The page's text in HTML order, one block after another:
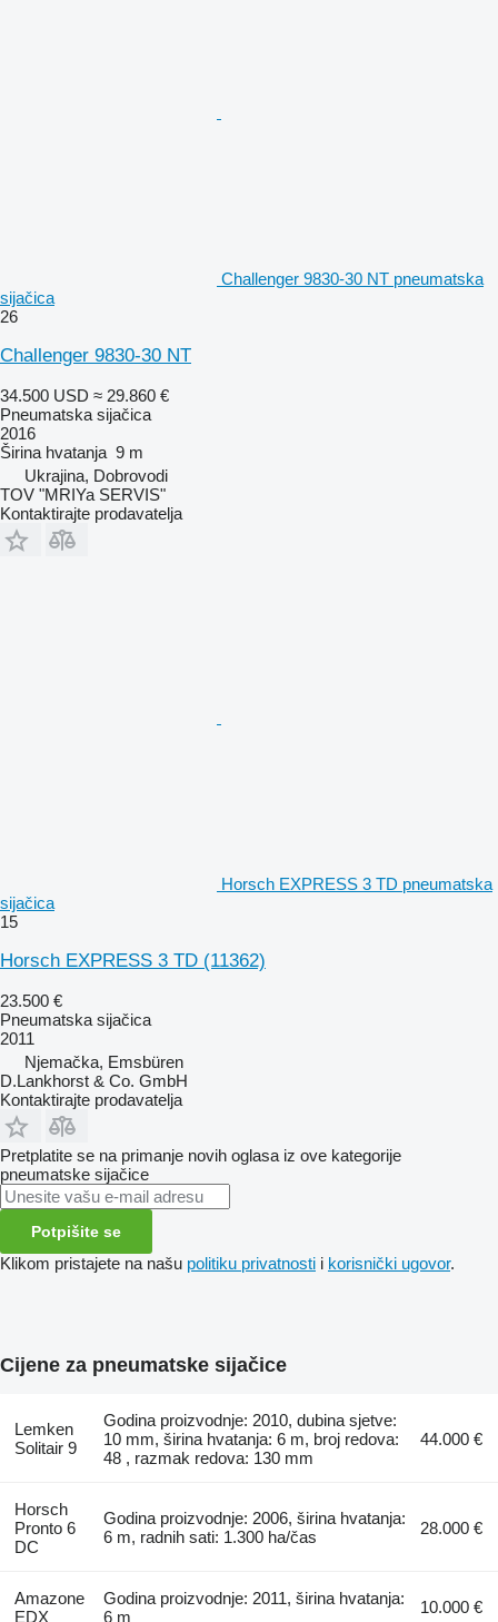
Challenger 9830-30 NT pneumatska
sijačica
26
Challenger 9830-30 NT
34.500 USD ≈ 29.860 €
Pneumatska sijačica
2016
Širina hvatanja 9 m
Ukrajina, Dobrovodi
TOV "MRIYa SERVIS"
Kontaktirajte prodavatelja
Horsch EXPRESS 3 TD pneumatska
sijačica
15
Horsch EXPRESS 3 TD (11362)
23.500 €
Pneumatska sijačica
2011
Njemačka, Emsbüren
D.Lankhorst & Co. GmbH
Kontaktirajte prodavatelja
Pretplatite se na primanje novih oglasa iz ove kategorije
pneumatske sijačice
Potpišite se
Klikom pristajete na našu politiku privatnosti i korisnički ugovor.
Cijene za pneumatske sijačice
Lemken
Solitair 9
Godina proizvodnje: 2010, dubina sjetve:
10 mm, širina hvatanja: 6 m, broj redova:
48 , razmak redova: 130 mm
44.000 €
Horsch
Pronto 6
DC
Godina proizvodnje: 2006, širina hvatanja:
6 m, radnih sati: 1.300 ha/čas
28.000 €
Amazone
EDX
Godina proizvodnje: 2011, širina hvatanja:
6 m
10.000 €